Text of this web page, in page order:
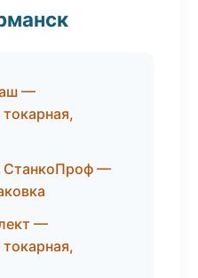
—
СтанкоПроф —
—